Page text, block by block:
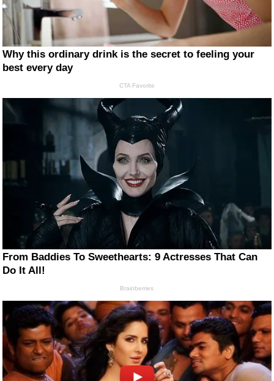
Why this ordinary drink is the secret to feeling your
best every day
CTA Favorite
From Baddies To Sweethearts: 9 Actresses That Can
Do It All!
Brainberries